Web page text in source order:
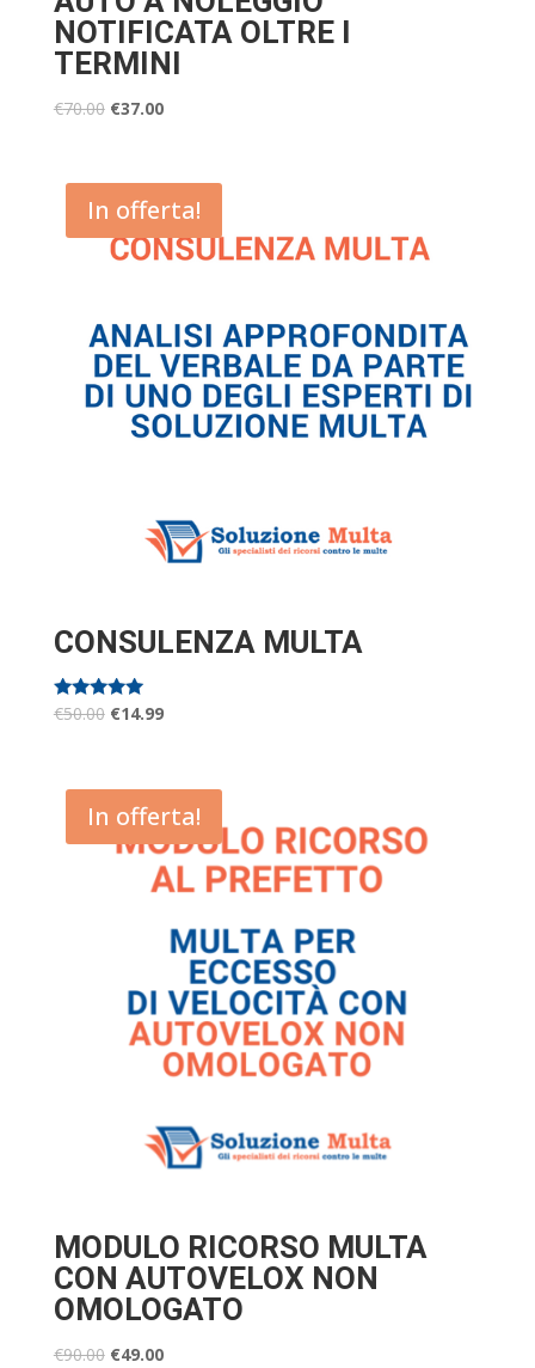
NOTIFICATA OLTRE I
TERMINI
€70.00 €37.00
In offerta!
CONSULENZA MULTA
Valutato
€50.00 €14.99
In offerta!
MODULO RICORSO MULTA
CON AUTOVELOX NON
OMOLOGATO
€90.00 €49.00